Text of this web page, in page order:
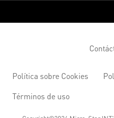
Política sobre Cookies
Términos de uso